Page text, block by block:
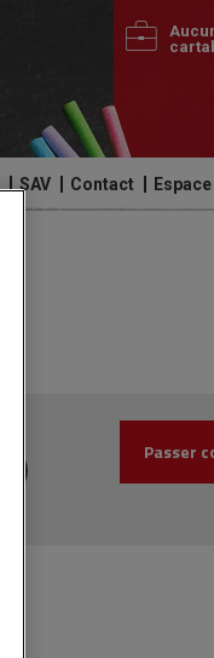
SAV Contact
) Passer